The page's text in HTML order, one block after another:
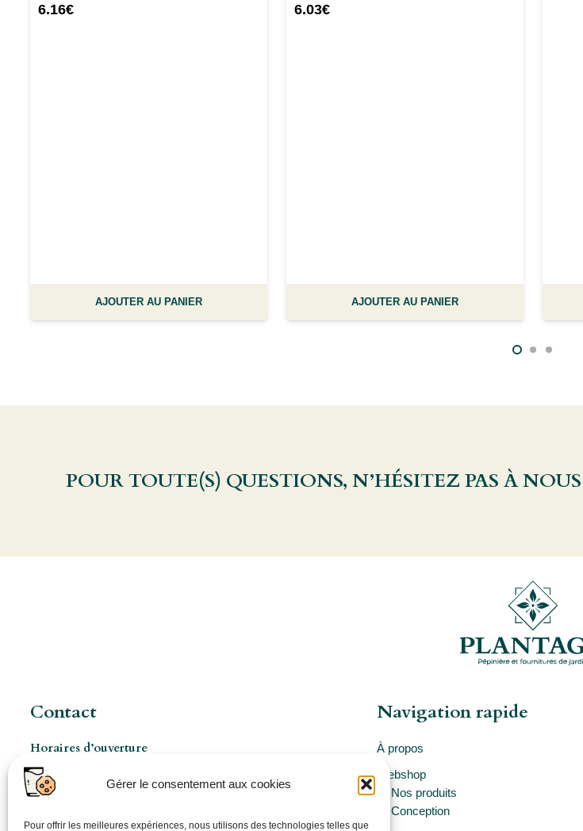
Gérer le consentement aux cookies
Pour offrir les meilleures expériences, nous utilisons des technologies telles que
6.16€
AJOUTER AU PANIER
6.03€
AJOUTER AU PANIER
POUR TOUTE(S) QUESTIONS, N’HÉSITEZ PAS À
Contact
Horaires d’ouverture
Les Mercredis de 8h à 17h
Ouverture pro à 8h 5jours/7 (sur rendez-vous)
06 86 48 74 44
Navigation rapide
À propos
Webshop
Nos produits
Conception